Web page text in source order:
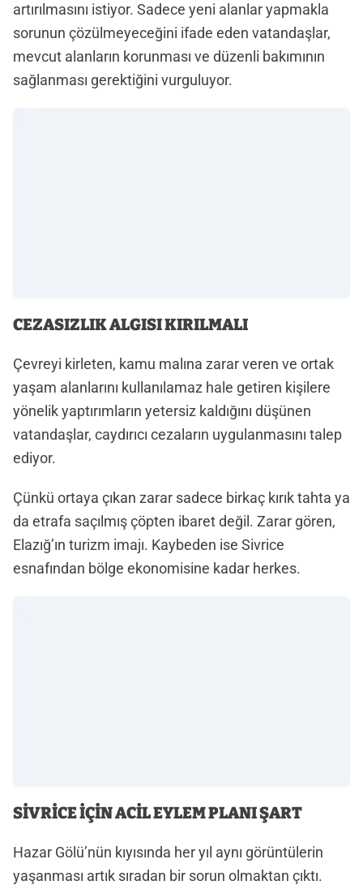
artırılmasını istiyor. Sadece yeni alanlar yapmakla
sorunun çözülmeyeceğini ifade eden vatandaşlar,
mevcut alanların korunması ve düzenli bakımının
sağlanması gerektiğini vurguluyor.
CEZASIZLIK ALGISI KIRILMALI
Çevreyi kirleten, kamu malına zarar veren ve ortak
yaşam alanlarını kullanılamaz hale getiren kişilere
yönelik yaptırımların yetersiz kaldığını düşünen
vatandaşlar, caydırıcı cezaların uygulanmasını talep
ediyor.
Çünkü ortaya çıkan zarar sadece birkaç kırık tahta ya
da etrafa saçılmış çöpten ibaret değil. Zarar gören,
Elazığ’ın turizm imajı. Kaybeden ise Sivrice
esnafından bölge ekonomisine kadar herkes.
SİVRİCE İÇİN ACİL EYLEM PLANI ŞART
Hazar Gölü’nün kıyısında her yıl aynı görüntülerin
yaşanması artık sıradan bir sorun olmaktan çıktı.